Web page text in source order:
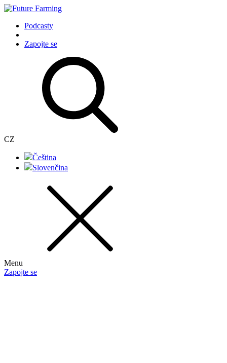
Podcasty
Zapojte se
CZ
Čeština
Slovenčina
Menu
Zapojte se